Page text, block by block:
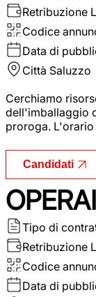
Retribuzione
Codice
Data di
Città Saluzzo
Cerchiamo
dell'imballaggio
proroga. L'orario
Candidati
Tipo di
Retribuzione
Codice
Data di